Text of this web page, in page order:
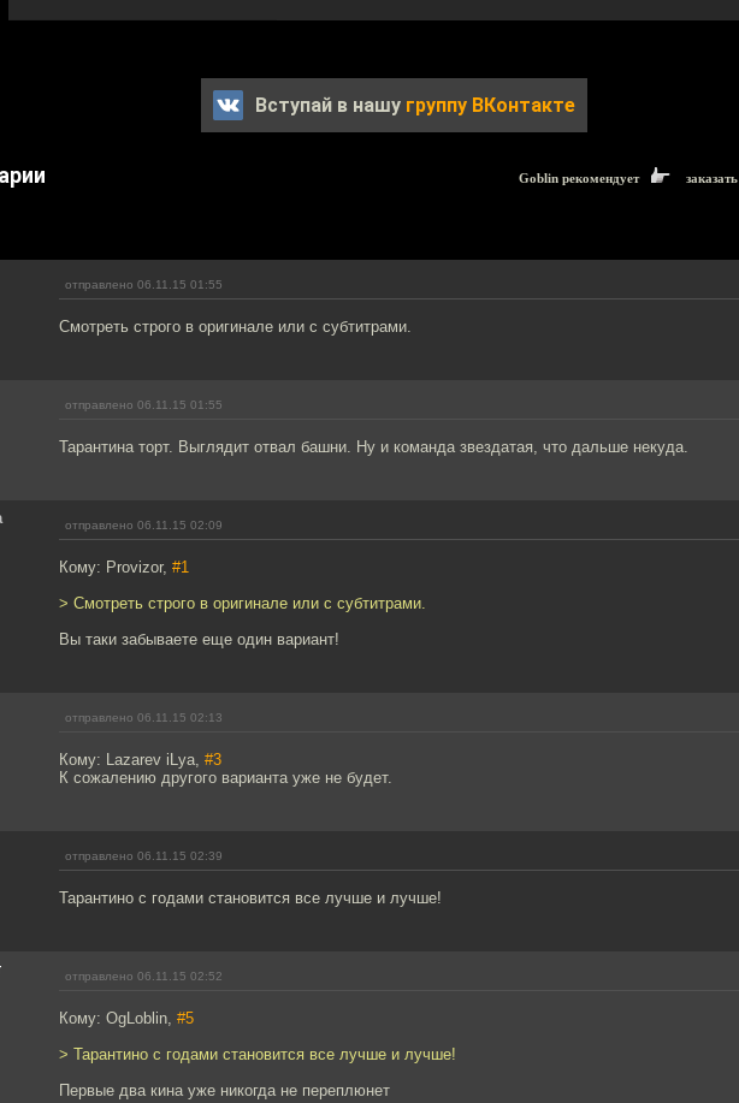
Вступай в нашу группу ВКонтакте
Goblin рекомендует заказать
отправлено 06.11.15 01:55
Смотреть строго в оригинале или с субтитрами.
отправлено 06.11.15 01:55
Тарантина торт. Выглядит отвал башни. Ну и команда звездатая, что дальше некуда.
отправлено 06.11.15 02:09
Кому: Provizor, #1
> Смотреть строго в оригинале или с субтитрами.
Вы таки забываете еще один вариант!
отправлено 06.11.15 02:13
Кому: Lazarev iLya, #3
К сожалению другого варианта уже не будет.
отправлено 06.11.15 02:39
Тарантино с годами становится все лучше и лучше!
отправлено 06.11.15 02:52
Кому: OgLoblin, #5
> Тарантино с годами становится все лучше и лучше!
Первые два кина уже никогда не переплюнет